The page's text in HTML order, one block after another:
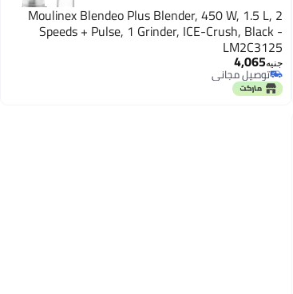
Moulinex Blendeo Plus Blender, 450 W, 1.5 L, 2
Speeds + Pulse, 1 Grinder, ICE-Crush, Black -
LM2C3125
جنيه4,065
توصيل مجاني
توصيل مجاني